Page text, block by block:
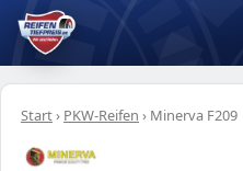
Start› PKW-Reifen › Minerva F209